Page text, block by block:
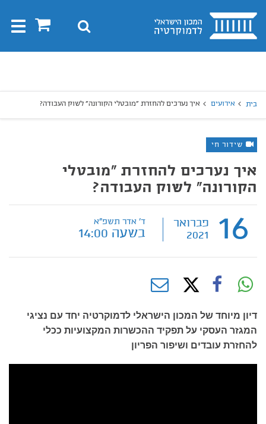
בית 0 חיפוש
בית אירועים איך נערכים להחזרת "מובטלי הקורונה" לשוק העבודה?
שידור חי
איך נערכים להחזרת "מובטלי
הקורונה" לשוק העבודה?
16
פברואר
2021
ד' אדר תשפ"א
בשעה 14:00
דיון מיוחד של המכון הישראלי לדמוקרטיה יחד עם נציגי
המגזר העסקי על תפקיד ההכשרות המקצועיות ככלי
להחזרת עובדים ושיפור הפריון